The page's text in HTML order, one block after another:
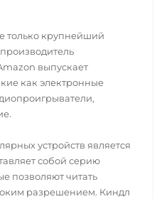
только крупнейший
выпускает
как электронные
устройств является
собой серию
позволяют читать
разрешением. Киндл